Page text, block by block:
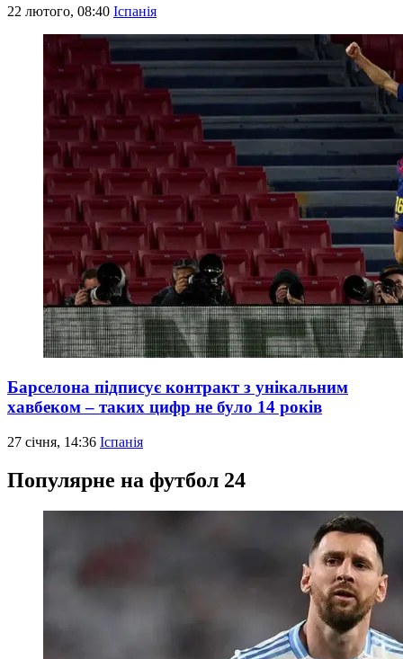
22 лютого, 08:40 Іспанія
Барселона підписує контракт з унікальним
хавбеком – таких цифр не було 14 років
27 січня, 14:36 Іспанія
Популярне на футбол 24